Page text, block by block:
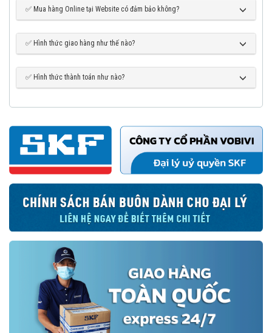
✅ Mua hàng Online tại Website có đảm bảo không?
✅ Hình thức giao hàng như thế nào?
✅ Hình thức thành toán như nào?